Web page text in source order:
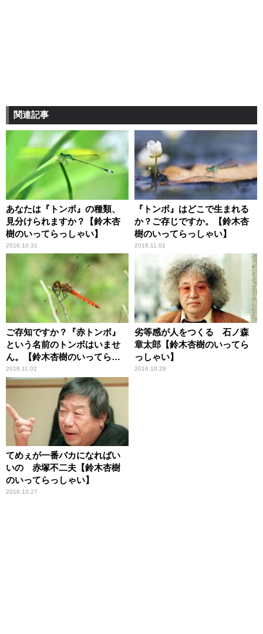
関連記事
あなたは『トンボ』の種類、
見分けられますか？【鈴木杏
樹のいってらっしゃい】
2016.10.31
『トンボ』はどこで生まれる
か？ご存じですか。【鈴木杏
樹のいってらっしゃい】
2016.11.01
ご存知ですか？『赤トンボ』
という名前のトンボはいませ
ん。【鈴木杏樹のいってらっ
しゃい】
2016.11.02
劣等感が人をつくる 石ノ森
章太郎【鈴木杏樹のいってら
っしゃい】
2016.10.28
てめぇが一番バカになればい
いの 赤塚不二夫【鈴木杏樹
のいってらっしゃい】
2016.10.27